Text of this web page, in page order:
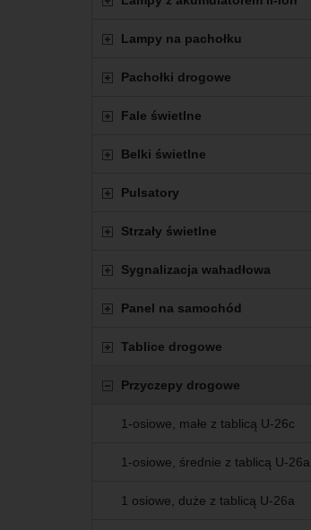
Lampy na pachołku
Pachołki drogowe
Fale świetlne
Belki świetlne
Pulsatory
Strzały świetlne
Sygnalizacja wahadłowa
Panel na samochód
Tablice drogowe
Przyczepy drogowe
1-osiowe, małe z tablicą U-26c
1-osiowe, średnie z tablicą U-26a
1 osiowe, duże z tablicą U-26a